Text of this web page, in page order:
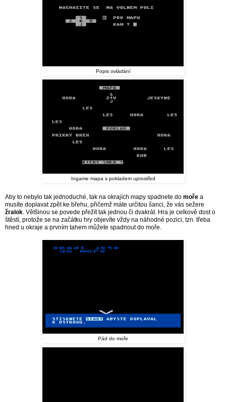
Popis ovládání
Ingame mapa s pokladem uprostřed
Aby to nebylo tak jednoduché, tak na okrajích mapy spadnete do moře a
musíte doplavat zpět ke břehu, přičemž máte určitou šanci, že vás sežere
žralok. Většinou se povede přežít tak jednou či dvakrát. Hra je celkově dost o
štěstí, protože se na začátku hry objevíte vždy na náhodné pozici, tzn. třeba
hned u okraje a prvním tahem můžete spadnout do moře.
Pád do moře